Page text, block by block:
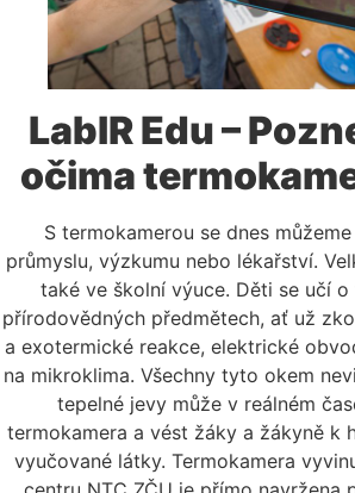
LabIR Edu –
očima
S termokamerou se dnes
průmyslu, výzkumu nebo lékařství.
také ve školní výuce. Děti se učí
přírodovědných předmětech, ať už
a exotermické reakce, elektrické
na mikroklima. Všechny tyto okem
tepelné jevy může v reálném
termokamera a vést žáky a žákyně k
vyučované látky. Termokamera